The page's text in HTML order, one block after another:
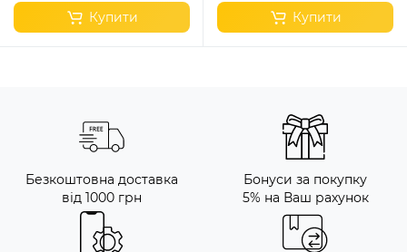
Купити Купити
Безкоштовна доставка
від 1000 грн
Бонуси за покупку
5% на Ваш рахунок